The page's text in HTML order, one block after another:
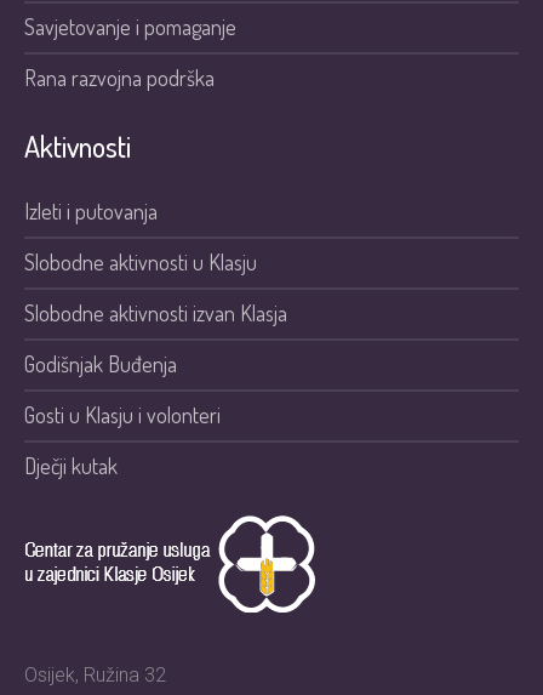
Savjetovanje i pomaganje
Rana razvojna podrška
Aktivnosti
Izleti i putovanja
Slobodne aktivnosti u Klasju
Slobodne aktivnosti izvan Klasja
Godišnjak Buđenja
Gosti u Klasju i volonteri
Dječji kutak
Osijek, Ružina 32